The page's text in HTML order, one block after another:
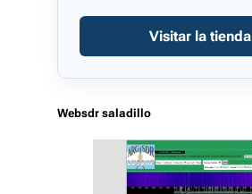
Visitar la tienda
Websdr saladillo